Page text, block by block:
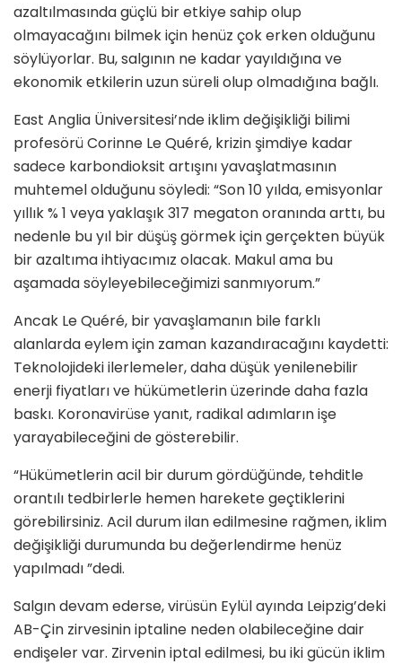
azaltılmasında güçlü bir etkiye sahip olup
olmayacağını bilmek için henüz çok erken olduğunu
söylüyorlar. Bu, salgının ne kadar yayıldığına ve
ekonomik etkilerin uzun süreli olup olmadığına bağlı.
East Anglia Üniversitesi’nde iklim değişikliği bilimi
profesörü Corinne Le Quéré, krizin şimdiye kadar
sadece karbondioksit artışını yavaşlatmasının
muhtemel olduğunu söyledi: “Son 10 yılda, emisyonlar
yıllık % 1 veya yaklaşık 317 megaton oranında arttı, bu
nedenle bu yıl bir düşüş görmek için gerçekten büyük
bir azaltıma ihtiyacımız olacak. Makul ama bu
aşamada söyleyebileceğimizi sanmıyorum.”
Ancak Le Quéré, bir yavaşlamanın bile farklı
alanlarda eylem için zaman kazandıracağını kaydetti:
Teknolojideki ilerlemeler, daha düşük yenilenebilir
enerji fiyatları ve hükümetlerin üzerinde daha fazla
baskı. Koronavirüse yanıt, radikal adımların işe
yarayabileceğini de gösterebilir.
“Hükümetlerin acil bir durum gördüğünde, tehditle
orantılı tedbirlerle hemen harekete geçtiklerini
görebilirsiniz. Acil durum ilan edilmesine rağmen, iklim
değişikliği durumunda bu değerlendirme henüz
yapılmadı ”dedi.
Salgın devam ederse, virüsün Eylül ayında Leipzig’deki
AB-Çin zirvesinin iptaline neden olabileceğine dair
endişeler var. Zirvenin iptal edilmesi, bu iki gücün iklim